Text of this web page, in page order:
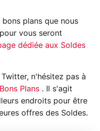
plans que nous
vous seront
dédiée aux Soldes
n'hésitez pas à
Plans . Il s'agit
endroits pour être
offres des Soldes.